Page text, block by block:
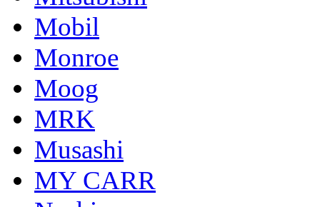
Mobil
Monroe
Moog
MRK
Musashi
MY CARR